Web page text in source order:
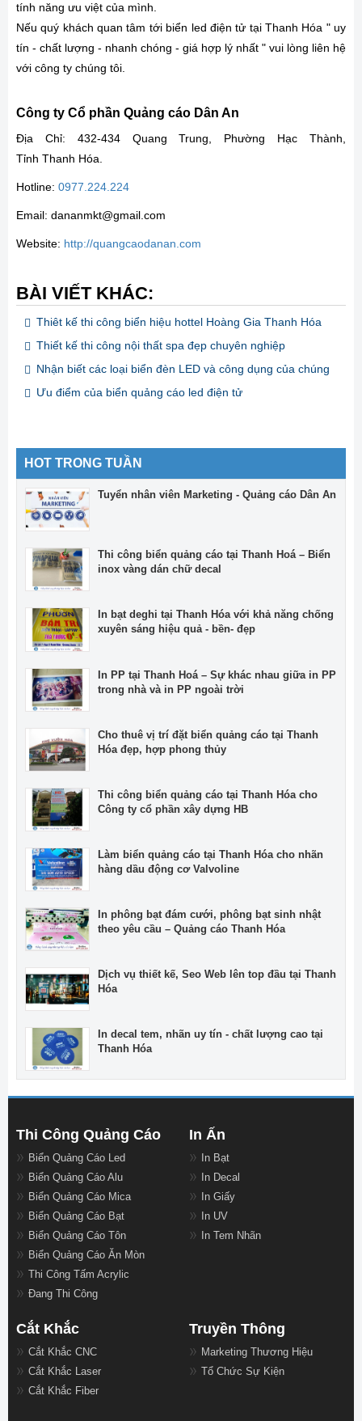
tính năng ưu việt của mình.
Nếu quý khách quan tâm tới biển led điện tử tại Thanh Hóa " uy
tín - chất lượng - nhanh chóng - giá hợp lý nhất " vui lòng liên hệ
với công ty chúng tôi.
Công ty Cổ phần Quảng cáo Dân An
Địa Chỉ: 432-434 Quang Trung, Phường Hạc Thành,
Tỉnh Thanh Hóa.
Hotline: 0977.224.224
Email: dananmkt@gmail.com
Website: http://quangcaodanan.com
BÀI VIẾT KHÁC:
Thiêt kế thi công biển hiệu hottel Hoàng Gia Thanh Hóa
Thiết kế thi công nội thất spa đẹp chuyên nghiệp
Nhận biết các loại biển đèn LED và công dụng của chúng
Ưu điểm của biển quảng cáo led điện tử
HOT TRONG TUẦN
Tuyển nhân viên Marketing - Quảng cáo Dân An
Thi công biển quảng cáo tại Thanh Hoá – Biển
inox vàng dán chữ decal
In bạt deghi tại Thanh Hóa với khả năng chống
xuyên sáng hiệu quả - bền- đẹp
In PP tại Thanh Hoá – Sự khác nhau giữa in PP
trong nhà và in PP ngoài trời
Cho thuê vị trí đặt biển quảng cáo tại Thanh
Hóa đẹp, hợp phong thủy
Thi công biển quảng cáo tại Thanh Hóa cho
Công ty cổ phần xây dựng HB
Làm biển quảng cáo tại Thanh Hóa cho nhãn
hàng dầu động cơ Valvoline
In phông bạt đám cưới, phông bạt sinh nhật
theo yêu cầu – Quảng cáo Thanh Hóa
Dịch vụ thiết kế, Seo Web lên top đầu tại Thanh
Hóa
In decal tem, nhãn uy tín - chất lượng cao tại
Thanh Hóa
Thi Công Quảng Cáo
Biển Quảng Cáo Led
Biển Quảng Cáo Alu
Biển Quảng Cáo Mica
Biển Quảng Cáo Bạt
Biển Quảng Cáo Tôn
Biển Quảng Cáo Ăn Mòn
Thi Công Tấm Acrylic
Đang Thi Công
In Ấn
In Bạt
In Decal
In Giấy
In UV
In Tem Nhãn
Cắt Khắc
Cắt Khắc CNC
Cắt Khắc Laser
Cắt Khắc Fiber
Truyền Thông
Marketing Thương Hiệu
Tổ Chức Sự Kiện